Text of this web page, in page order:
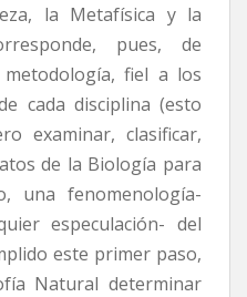
la Metafísica y la
pues, de
fiel a los
cada disciplina (esto
examinar, clasificar,
de la Biología para
una fenomenología-
especulación- del
este primer paso,
Natural determinar